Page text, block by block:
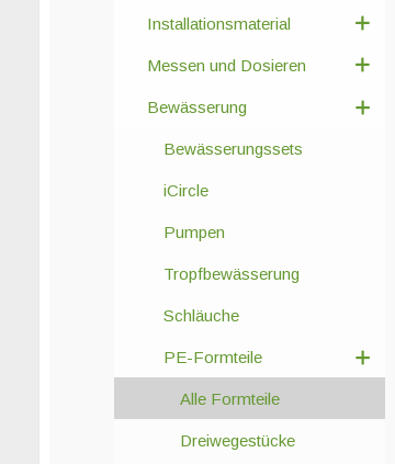
Installationsmaterial
Messen und Dosieren
Bewässerung
Bewässerungssets
iCircle
Pumpen
Tropfbewässerung
Schläuche
PE-Formteile
Alle Formteile
Dreiwegestücke